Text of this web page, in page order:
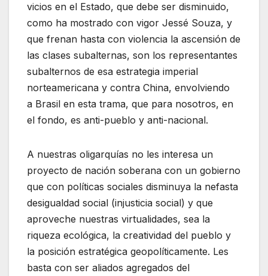
vicios en el Estado, que debe ser disminuido,
como ha mostrado con vigor Jessé Souza, y
que frenan hasta con violencia la ascensión de
las clases subalternas, son los representantes
subalternos de esa estrategia imperial
norteamericana y contra China, envolviendo
a Brasil en esta trama, que para nosotros, en
el fondo, es anti-pueblo y anti-nacional.
A nuestras oligarquías no les interesa un
proyecto de nación soberana con un gobierno
que con políticas sociales disminuya la nefasta
desigualdad social (injusticia social) y que
aproveche nuestras virtualidades, sea la
riqueza ecológica, la creatividad del pueblo y
la posición estratégica geopolíticamente. Les
basta con ser aliados agregados del